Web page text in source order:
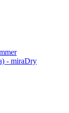
- miraDry